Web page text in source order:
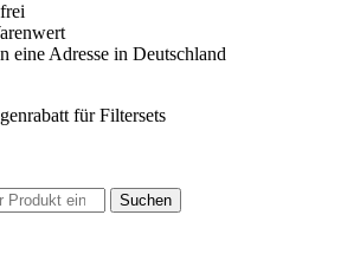
eine Adresse in Deutschland
für Filtersets
Suchen